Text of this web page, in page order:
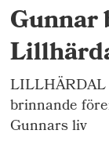
LILLHÄRDAL
brinnande
Gunnars liv